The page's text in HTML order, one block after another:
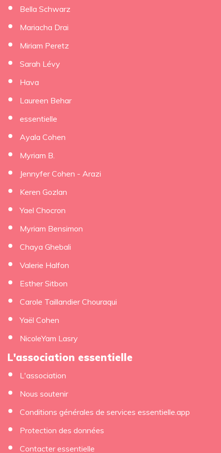
Bella Schwarz
Mariacha Drai
Miriam Peretz
Sarah Lévy
Hava
Laureen Behar
essentielle
Ayala Cohen
Myriam B.
Jennyfer Cohen - Arazi
Keren Gozlan
Yael Chocron
Myriam Bensimon
Chaya Ghebali
Valerie Halfon
Esther Sitbon
Carole Taillandier Chouraqui
Yaël Cohen
NicoleYam Lasry
L'association essentielle
L'association
Nous soutenir
Conditions générales de services essentielle.app
Protection des données
Contacter essentielle